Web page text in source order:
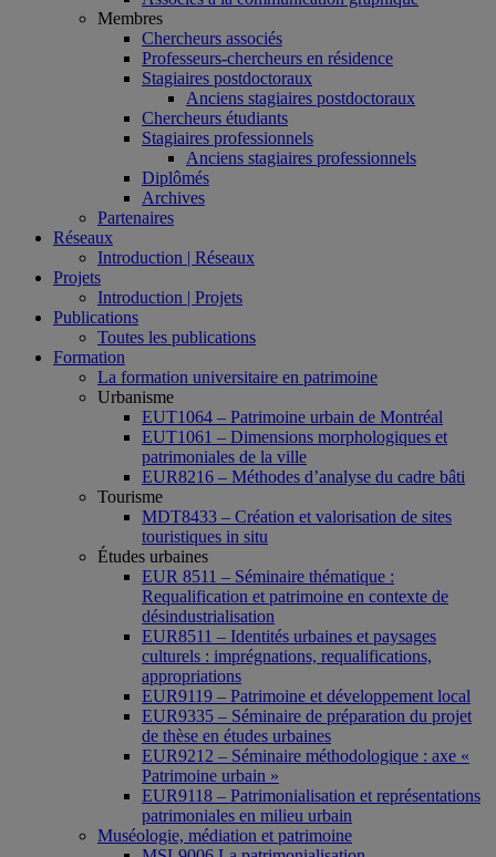
Membres
Chercheurs associés
Professeurs-chercheurs en résidence
Stagiaires postdoctoraux
Anciens stagiaires postdoctoraux
Chercheurs étudiants
Stagiaires professionnels
Anciens stagiaires professionnels
Diplômés
Archives
Partenaires
Réseaux
Introduction | Réseaux
Projets
Introduction | Projets
Publications
Toutes les publications
Formation
La formation universitaire en patrimoine
Urbanisme
EUT1064 – Patrimoine urbain de Montréal
EUT1061 – Dimensions morphologiques et
patrimoniales de la ville
EUR8216 – Méthodes d’analyse du cadre bâti
Tourisme
MDT8433 – Création et valorisation de sites
touristiques in situ
Études urbaines
EUR 8511 – Séminaire thématique :
Requalification et patrimoine en contexte de
désindustrialisation
EUR8511 – Identités urbaines et paysages
culturels : imprégnations, requalifications,
appropriations
EUR9119 – Patrimoine et développement local
EUR9335 – Séminaire de préparation du projet
de thèse en études urbaines
EUR9212 – Séminaire méthodologique : axe «
Patrimoine urbain »
EUR9118 – Patrimonialisation et représentations
patrimoniales en milieu urbain
Muséologie, médiation et patrimoine